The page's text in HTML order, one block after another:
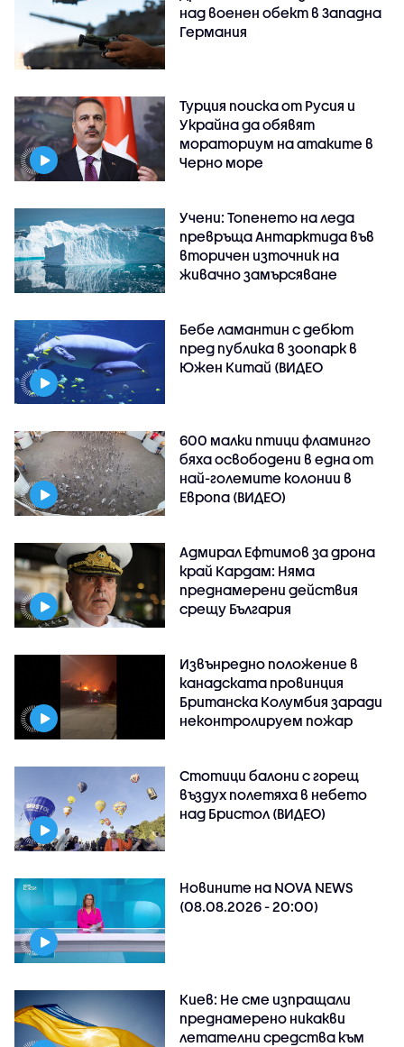
над военен обект в Западна
Германия
Турция поиска от Русия и
Украйна да обявят
мораториум на атаките в
Черно море
Учени: Топенето на леда
превръща Антарктида във
вторичен източник на
живачно замърсяване
Бебе ламантин с дебют
пред публика в зоопарк в
Южен Китай (ВИДЕО
600 малки птици фламинго
бяха освободени в една от
най-големите колонии в
Европа (ВИДЕО)
Адмирал Ефтимов за дрона
край Кардам: Няма
преднамерени действия
срещу България
Извънредно положение в
канадската провинция
Британска Колумбия заради
неконтролируем пожар
Стотици балони с горещ
въздух полетяха в небето
над Бристол (ВИДЕО)
Новините на NOVA NEWS
(08.08.2026 - 20:00)
Киев: Не сме изпращали
преднамерено никакви
летателни средства към